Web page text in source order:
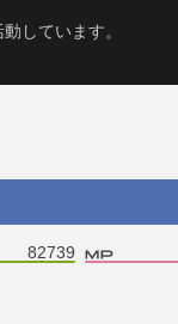
しています。
82739